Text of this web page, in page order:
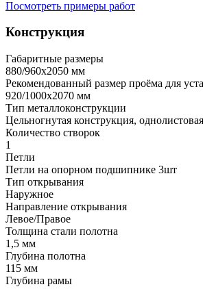
Посмотреть примеры работ
Конструкция
Габаритные размеры
880/960х2050 мм
Рекомендованный размер проёма для
920/1000х2070 мм
Тип металлоконструкции
Цельногнутая конструкция, однолистовая
Количество створок
1
Петли
Петли на опорном подшипнике 3шт
Тип открывания
Наружное
Направление открывания
Левое/Правое
Толщина стали полотна
1,5 мм
Глубина полотна
115 мм
Глубина рамы